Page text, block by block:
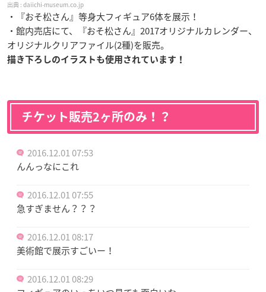
daiichi-museum.co.jp
・『おそ松さん』等身大フィギュア6体を展示！
・館内売店にて、『おそ松さん』2017オリジナルカレンダー、
オリジナルクリアファイル(2種)を販売。
描き下ろしのイラストも使用されています！
チケット販売2ヶ所のみ！？
2016.12.01 07:53
んんっなにこれ
2016.12.01 07:55
急すぎません？？？
2016.12.01 08:17
美術館で展示すごいー！
2016.12.01 08:29